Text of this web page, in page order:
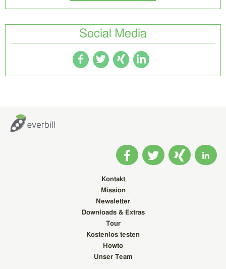
Social Media
Kontakt
Mission
Newsletter
Downloads & Extras
Tour
Kostenlos testen
Howto
Unser Team